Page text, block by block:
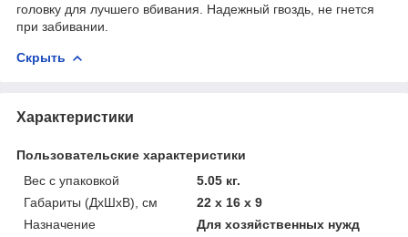
головку для лучшего вбивания. Надежный гвоздь, не гнется
при забивании.
Скрыть
Характеристики
Пользовательские характеристики
Вес с упаковкой
5.05 кг.
Габариты (ДхШхВ), см
22 x 16 x 9
Назначение
Для хозяйственных нужд